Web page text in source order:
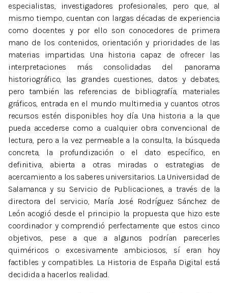
especialistas, investigadores profesionales, pero que, al
mismo tiempo, cuentan con largas décadas de experiencia
como docentes y por ello son conocedores de primera
mano de los contenidos, orientación y prioridades de las
materias impartidas. Una historia capaz de ofrecer las
interpretaciones más consolidadas del panorama
historiográfico, las grandes cuestiones, datos y debates,
pero también las referencias de bibliografía, materiales
gráficos, entrada en el mundo multimedia y cuantos otros
recursos estén disponibles hoy día. Una historia a la que
pueda accederse como a cualquier obra convencional de
lectura, pero a la vez permeable a la consulta, la búsqueda
concreta, la profundización o el dato específico, en
definitiva, abierta a otras miradas o estrategias de
acercamiento a los saberes universitarios. La Universidad de
Salamanca y su Servicio de Publicaciones, a través de la
directora del servicio, María José Rodríguez Sánchez de
León acogió desde el principio la propuesta que hizo este
coordinador y comprendió perfectamente que estos cinco
objetivos, pese a que a algunos podrían parecerles
quiméricos o excesivamente ambiciosos, sí eran hoy
factibles y compatibles. La Historia de España Digital está
decidida a hacerlos realidad.